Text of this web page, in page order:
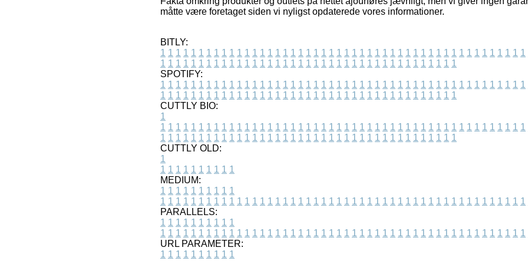
måtte være foretaget siden vi nyligst opdaterede vores informationer.
BITLY:
1 1 1 1 1 1 1 1 1 1 1 1 1 1 1 1 1 1 1 1 1 1 1 1 1 1 1 1 1 1 1 1 1 1 1 1 1 1 1 1 1 1 1 1 1 1 1 1
1 1 1 1 1 1 1 1 1 1 1 1 1 1 1 1 1 1 1 1 1 1 1 1 1 1 1 1 1 1 1 1 1 1 1 1 1 1 1
SPOTIFY:
1 1 1 1 1 1 1 1 1 1 1 1 1 1 1 1 1 1 1 1 1 1 1 1 1 1 1 1 1 1 1 1 1 1 1 1 1 1 1 1 1 1 1 1 1 1 1 1
1 1 1 1 1 1 1 1 1 1 1 1 1 1 1 1 1 1 1 1 1 1 1 1 1 1 1 1 1 1 1 1 1 1 1 1 1 1 1
CUTTLY BIO:
1
1 1 1 1 1 1 1 1 1 1 1 1 1 1 1 1 1 1 1 1 1 1 1 1 1 1 1 1 1 1 1 1 1 1 1 1 1 1 1 1 1 1 1 1 1 1 1 1
1 1 1 1 1 1 1 1 1 1 1 1 1 1 1 1 1 1 1 1 1 1 1 1 1 1 1 1 1 1 1 1 1 1 1 1 1 1 1
CUTTLY OLD:
1
1 1 1 1 1 1 1 1 1 1
MEDIUM:
1 1 1 1 1 1 1 1 1 1
1 1 1 1 1 1 1 1 1 1 1 1 1 1 1 1 1 1 1 1 1 1 1 1 1 1 1 1 1 1 1 1 1 1 1 1 1 1 1 1 1 1 1 1 1 1 1 1
PARALLELS:
1 1 1 1 1 1 1 1 1 1
1 1 1 1 1 1 1 1 1 1 1 1 1 1 1 1 1 1 1 1 1 1 1 1 1 1 1 1 1 1 1 1 1 1 1 1 1 1 1 1 1 1 1 1 1 1 1 1
URL PARAMETER:
1 1 1 1 1 1 1 1 1 1